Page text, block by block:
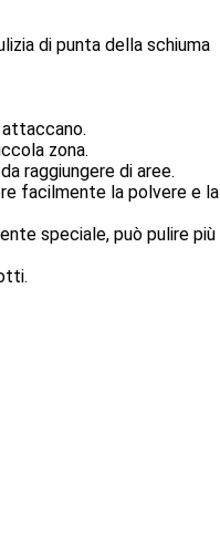
di punta della schiuma
zona.
raggiungere di aree.
facilmente la polvere e la
speciale, può pulire più